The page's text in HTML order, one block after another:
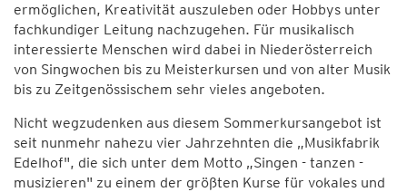
ermöglichen, Kreativität auszuleben oder Hobbys unter
fachkundiger Leitung nachzugehen. Für musikalisch
interessierte Menschen wird dabei in Niederösterreich
von Singwochen bis zu Meisterkursen und von alter Musik
bis zu Zeitgenössischem sehr vieles angeboten.
Nicht wegzudenken aus diesem Sommerkursangebot ist
seit nunmehr nahezu vier Jahrzehnten die „Musikfabrik
Edelhof", die sich unter dem Motto „Singen - tanzen -
musizieren" zu einem der größten Kurse für vokales und